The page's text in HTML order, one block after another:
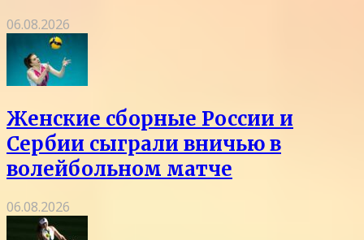
06.08.2026
Женские сборные России и
Сербии сыграли вничью в
волейбольном матче
06.08.2026